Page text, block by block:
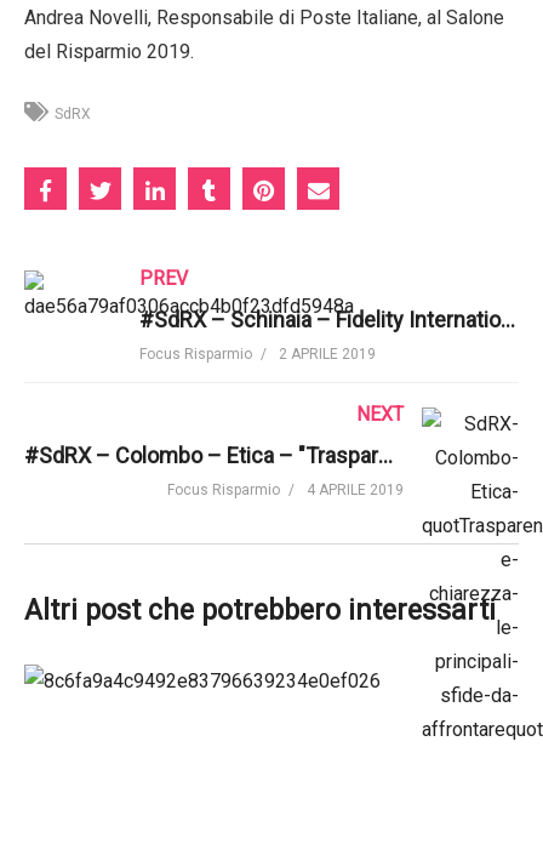
Andrea Novelli, Responsabile di Poste Italiane, al Salone
del Risparmio 2019.
SdRX
PREV
#SdRX – Schinaia – Fidelity International – "Importante la centralità del consulente finanziario"
Focus Risparmio 2 APRILE 2019
NEXT
#SdRX – Colombo – Etica – "Trasparenza e chiarezza: le principali sfide da affrontare"
Focus Risparmio 4 APRILE 2019
Altri post che potrebbero interessarti